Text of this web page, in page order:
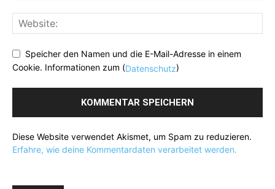
Speicher den Namen und die E-Mail-Adresse in einem
Cookie. Informationen zum (Datenschutz)
Diese Website verwendet Akismet, um Spam zu reduzieren.
Erfahre, wie deine Kommentardaten verarbeitet werden.